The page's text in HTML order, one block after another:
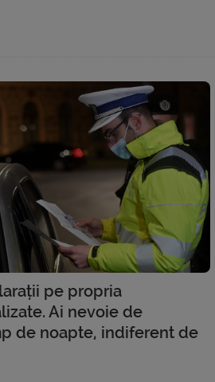
pe propria
Ai nevoie de
de noapte, indiferent de